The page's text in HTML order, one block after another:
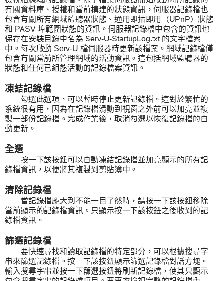
有關資料庫、授權和當前構建的狀態資訊，伺服器記錄檔也
包含有關所有網域監聽器狀態、通用即插即用（UPnP）狀態
和 PASV 埠範圍狀態的資訊。伺服器記錄檔中包含的資訊也
保存在安裝目錄中名為 Serv-U-StartupLog.txt 的文字檔案
中。每次啟動 Serv-U 檔伺服器時更新該檔案。網域記錄檔僅
包含有關當前所管理網域的活動資訊。這包括網域監聽器的
狀態和任何已組態活動的記錄檔案資訊。
凍結記錄檔
勾選此選項，可以暫時停止更新記錄檔。這對於繁忙的
系統很有用，因為在記錄檔滑動到視窗之外前可以加亮並複
製一部份記錄檔。完成作業後，取消勾選以恢復記錄檔的自
動更新。
全選
按一下該按鈕可以自動凍結記錄檔並加亮顯示的所有記
錄檔資訊，以便將其複製到剪貼簿中。
清除記錄檔
當記錄檔龐大到不能一目了然時，請按一下該按鈕移除
當前顯示的記錄檔資訊。只顯示按一下該按鈕之後收到的記
錄檔資訊。
篩選記錄檔
要快速尋找和讀取記錄檔的特定部分，可以根據搜尋字
串來篩選記錄檔。按一下該按鈕顯示篩選記錄檔對話方塊。
輸入搜尋字串並按一下篩選按鈕將刷新記錄檔，使其只顯示